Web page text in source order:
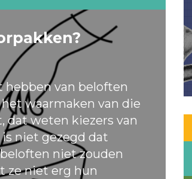
van beloften
waarmaken van die
weten kiezers van
niet gezegd dat
niet zouden
ze niet erg hun